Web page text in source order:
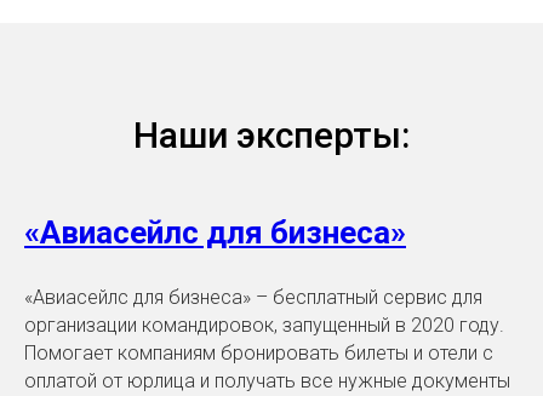
Наши эксперты:
«Авиасейлс для бизнеса»
«Авиасейлс для бизнеса» – бесплатный сервис для
организации командировок, запущенный в 2020 году.
Помогает компаниям бронировать билеты и отели с
оплатой от юрлица и получать все нужные документы